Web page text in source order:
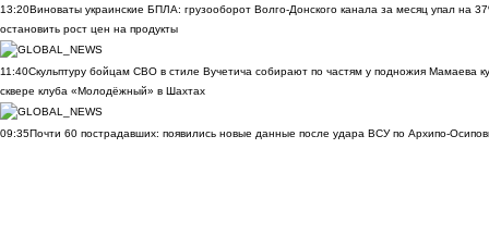
13:20Виноваты украинские БПЛА: грузооборот Волго-Донского канала за месяц упал на
остановить рост цен на продукты
11:40Скульптуру бойцам СВО в стиле Вучетича собирают по частям у подножия Мамаева
сквере клуба «Молодёжный» в Шахтах
09:35Почти 60 пострадавших: появились новые данные после удара ВСУ по Архипо-